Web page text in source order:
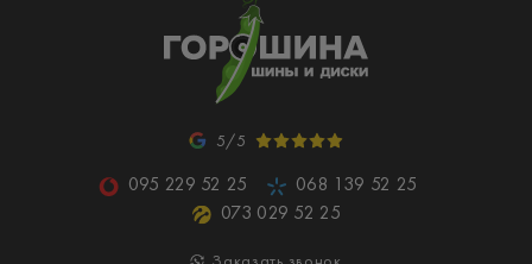
5/5
095 229 52 25
068 139 52 25
073 029 52 25